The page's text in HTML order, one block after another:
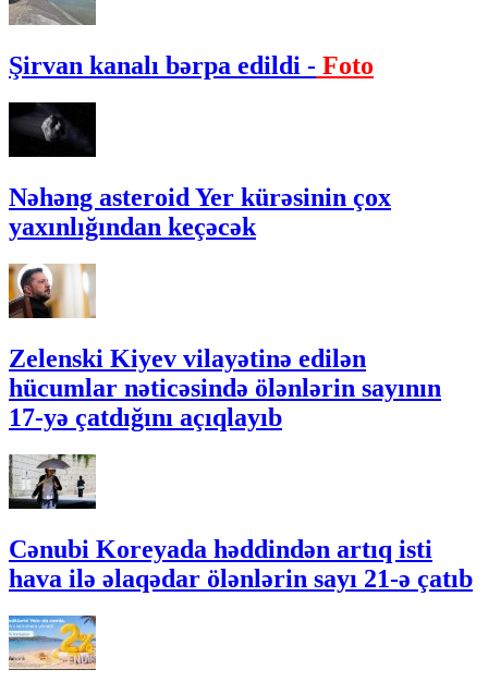
Şirvan kanalı bərpa edildi - Foto
Nəhəng asteroid Yer kürəsinin çox
yaxınlığından keçəcək
Zelenski Kiyev vilayətinə edilən
hücumlar nəticəsində ölənlərin sayının
17-yə çatdığını açıqlayıb
Cənubi Koreyada həddindən artıq isti
hava ilə əlaqədar ölənlərin sayı 21-ə çatıb